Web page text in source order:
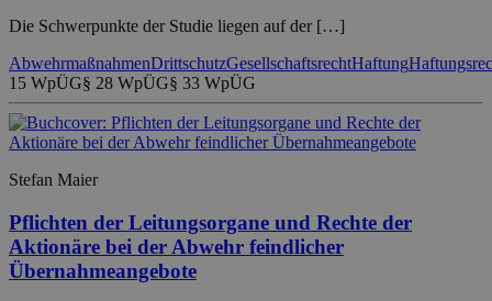
Die Schwerpunkte der Studie liegen auf der […]
AbwehrmaßnahmenDrittschutzGesellschaftsrechtHaftung
15 WpÜG§ 28 WpÜG§ 33 WpÜG
Stefan Maier
Pflichten der Leitungsorgane und Rechte der
Aktionäre bei der Abwehr feindlicher
Übernahmeangebote